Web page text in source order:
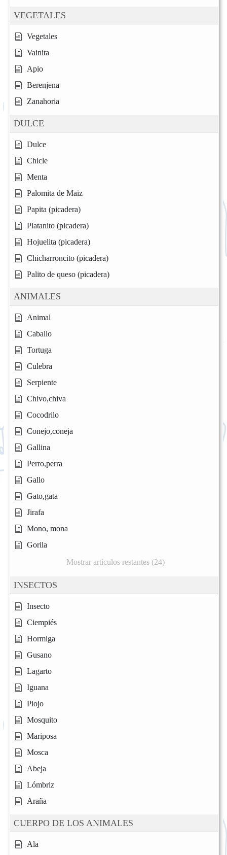
VEGETALES
Vegetales
Vainita
Apio
Berenjena
Zanahoria
DULCE
Dulce
Chicle
Menta
Palomita de Maiz
Papita (picadera)
Platanito (picadera)
Hojuelita (picadera)
Chicharroncito (picadera)
Palito de queso (picadera)
ANIMALES
Animal
Caballo
Tortuga
Culebra
Serpiente
Chivo,chiva
Cocodrilo
Conejo,coneja
Gallina
Perro,perra
Gallo
Gato,gata
Jirafa
Mono, mona
Gorila
Mostrar artículos restantes (24)
INSECTOS
Insecto
Ciempiés
Hormiga
Gusano
Lagarto
Iguana
Piojo
Mosquito
Mariposa
Mosca
Abeja
Lómbriz
Araña
CUERPO DE LOS ANIMALES
Ala